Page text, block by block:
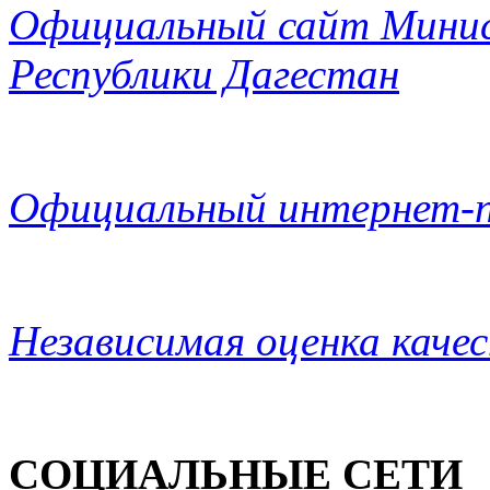
Официальный сайт
Республики Дагестан
Официальный интернет-
Независимая оценка
СОЦИАЛЬНЫЕ СЕТИ